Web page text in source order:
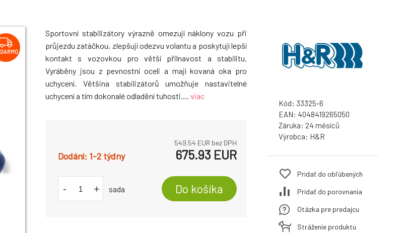
Sportovní stabilizátory výrazně omezují náklony vozu při
průjezdu zatáčkou, zlepšují odezvu volantu a poskytují lepší
kontakt s vozovkou pro větší přilnavost a stabilitu.
Vyráběny jsou z pevnostní oceli a mají kovaná oka pro
uchycení. Většina stabilizátorů umožňuje nastavitelné
uchycení a tím dokonalé odladění tuhosti.... viac
549.54 EUR bez DPH
1-2 týdny 675.93 EUR
- + sada Do košíka
Kód: 33325-6
EAN: 4048419265050
Záruka: 24
Výrobca: H&R
Pridať do obľúbených
Pridať do porovnania
Otázka pre predajcu
Stráženie produktu